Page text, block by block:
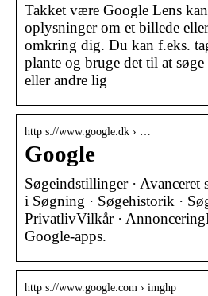
Takket være Google Lens
oplysninger om et billede
omkring dig. Du kan f.eks.
plante og bruge det til at
eller andre lig
http s://www.google.dk › …
Google
Søgeindstillinger · Avanceret
i Søgning · Søgehistorik ·
PrivatlivVilkår ·
Google-apps.
http s://www.google.com › imghp